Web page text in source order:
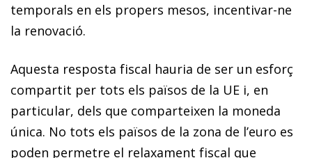
temporals en els propers mesos, incentivar-ne
la renovació.
Aquesta resposta fiscal hauria de ser un esforç
compartit per tots els països de la UE i, en
particular, dels que comparteixen la moneda
única. No tots els països de la zona de l’euro es
poden permetre el relaxament fiscal que